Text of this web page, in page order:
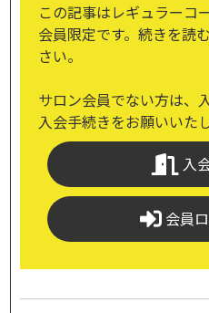
この記事はレギュラーコ
会員限定です。続きを読
さい。
サロン会員でない方は、
入会手続きをお願いいたし
入
会員